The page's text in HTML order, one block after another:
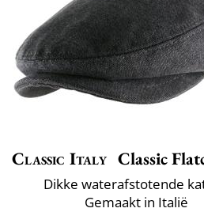
Classic Italy Classic
Dikke waterafstotende
Gemaakt in Italië